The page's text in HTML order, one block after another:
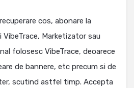
cos, abonare la
Marketizator sau
folosesc VibeTrace, deoarece
de bannere, etc precum si de
scutind astfel timp. Accepta